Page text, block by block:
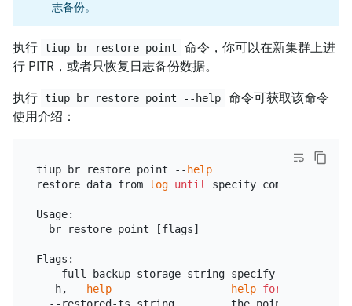
志备份。
执行 tiup br restore point
命令，你可以在新集群上进
行 PITR，或者只恢复日志备份数据。
执行 tiup br restore point --help
命令可获取该命令
使用介绍：
tiup br restore point -- help
restore data from log until specify commit
Usage:
  br restore point [flags]
Flags:
--full-backup-storage string specify the
  -h, --
help help for
--restored-ts string         the point of